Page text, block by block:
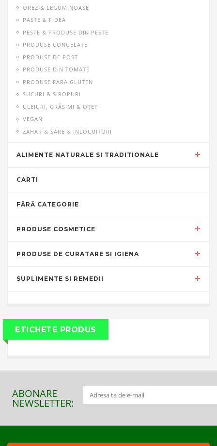
OREZ & LEGUMINOASE
PASTE & FIDEA
PESTE & PRODUSE DIN PESTE
PRODUSE CONGELATE
PRODUSE DE POST
PRODUSE DIN TOMATE
PRODUSE FARA GLUTEN
SUCURI & SIROPURI
ULEIURI, GRĂSIMI & OŢET
VEGAN
ZAHAR & SARE & INLOCUITORI
ALIMENTE NATURALE SI TRADITIONALE
CARTI
FĂRĂ CATEGORIE
PRODUSE COSMETICE
PRODUSE DE CURATARE SI IGIENA
SUPLIMENTE SI REMEDII
ETICHETE PRODUS
ABONARE
NEWSLETTER: